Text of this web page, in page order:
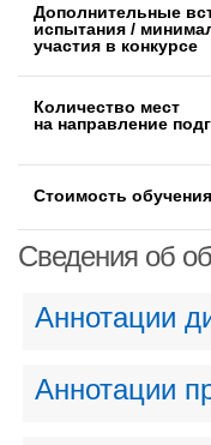
Дополнительные
испытания /
участия в конкурсе
Количество мест
на направление
Стоимость
Сведения об
Аннотации
Аннотации